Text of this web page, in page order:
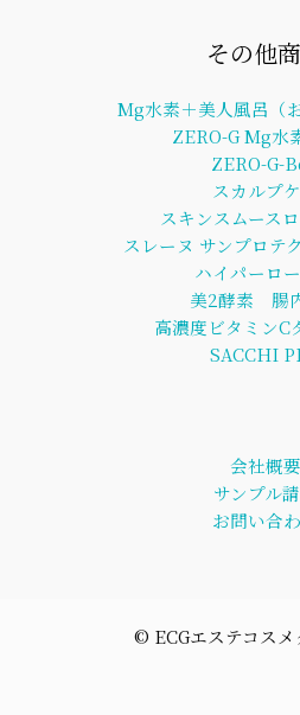
その他
Mg水素＋美人風呂（
ZERO-G Mg水
ZERO-G-
スカルプ
スキンスムース
スレーヌ サンプロテ
ハイパーロ
美2酵素 腸
高濃度ビタミンC
SACCHI
会社概要
サンプル
お問い合
©︎ ECGエステコス